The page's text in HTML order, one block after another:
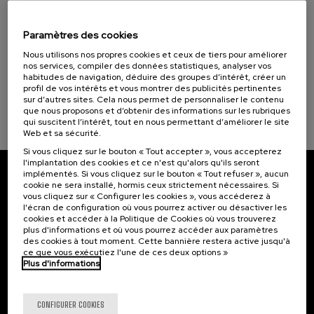
10. SEP-11. SEP, 2026
duelo: un compromiso social e Institucional
20 h. Espagnol .
...
À PARTIR DE 22 €
Dernières
places
Gratuit
Date
passée
Liste
d'attente
Période
d'inscription
terminée
Abonnez-vous à notre bulletin
Inscrivez-vous pour être le premier à recevoir les
actualités de l'UIK.
S'abonner
Contact
Paramètres des cookies
Nous utilisons nos propres cookies et ceux de tiers pour améliorer
nos services, compiler des données statistiques, analyser vos
habitudes de navigation, déduire des groupes d’intérêt, créer un
profil de vos intérêts et vous montrer des publicités pertinentes
sur d’autres sites. Cela nous permet de personnaliser le contenu
que nous proposons et d’obtenir des informations sur les rubriques
qui suscitent l’intérêt, tout en nous permettant d’améliorer le site
Web et sa sécurité.
Si vous cliquez sur le bouton « Tout accepter », vous accepterez
l'implantation des cookies et ce n'est qu'alors qu'ils seront
implémentés. Si vous cliquez sur le bouton « Tout refuser », aucun
cookie ne sera installé, hormis ceux strictement nécessaires. Si
vous cliquez sur « Configurer les cookies », vous accéderez à
l'écran de configuration où vous pourrez activer ou désactiver les
cookies et accéder à la Politique de Cookies où vous trouverez
plus d'informations et où vous pourrez accéder aux paramètres
des cookies à tout moment. Cette bannière restera active jusqu'à
ce que vous exécutiez l'une de ces deux options »
Plus d'informations
CONFIGURER COOKIES